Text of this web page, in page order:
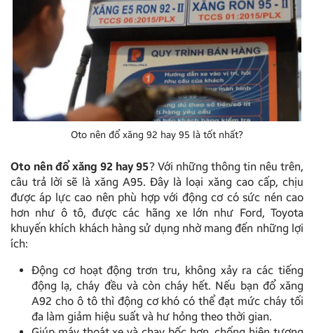
Oto nên đổ xăng 92 hay 95 là tốt nhất?
Oto nên đổ xăng 92 hay 95? Với những thông tin nêu trên,
câu trả lời sẽ là xăng A95. Đây là loại xăng cao cấp, chịu
được áp lực cao nên phù hợp với động cơ có sức nén cao
hơn như ô tô, được các hãng xe lớn như Ford, Toyota
khuyến khích khách hàng sử dụng nhờ mang đến những lợi
ích:
Động cơ hoạt động trơn tru, không xảy ra các tiếng
động lạ, cháy đều và còn cháy hết. Nếu bạn đổ xăng
A92 cho ô tô thì động cơ khó có thể đạt mức cháy tối
đa làm giảm hiệu suất và hư hỏng theo thời gian.